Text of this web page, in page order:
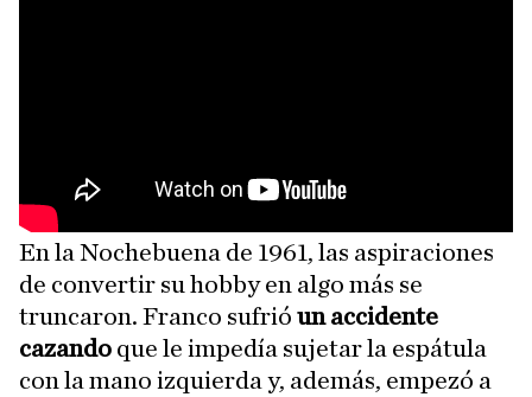
En la Nochebuena de 1961, las aspiraciones
de convertir su hobby en algo más se
truncaron. Franco sufrió un accidente
cazando que le impedía sujetar la espátula
con la mano izquierda y, además, empezó a